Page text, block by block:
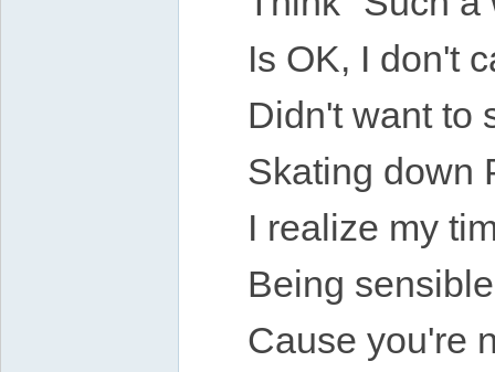
Is OK, I don't
Didn't want to
Skating down
I realize my
Being sensible
Cause you're